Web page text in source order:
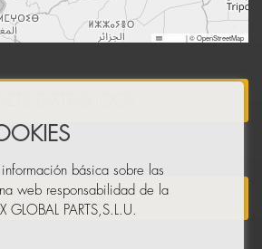
|© OpenStreetMap
NEWSLETTER
básica sobre las
web responsabilidad de la
GLOBAL PARTS,S.L.U.